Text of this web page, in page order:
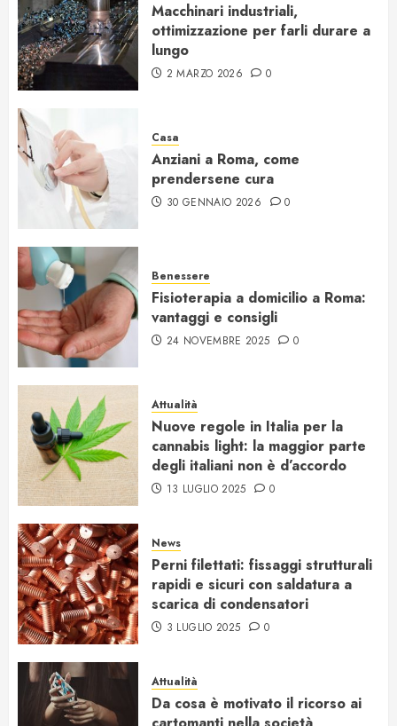
Macchinari industriali,
ottimizzazione per farli durare a
lungo
2 MARZO 2026 0
Casa
Anziani a Roma, come
prendersene cura
30 GENNAIO 2026 0
Benessere
Fisioterapia a domicilio a Roma:
vantaggi e consigli
24 NOVEMBRE 2025 0
Attualità
Nuove regole in Italia per la
cannabis light: la maggior parte
degli italiani non è d’accordo
13 LUGLIO 2025 0
News
Perni filettati: fissaggi strutturali
rapidi e sicuri con saldatura a
scarica di condensatori
3 LUGLIO 2025 0
Attualità
Da cosa è motivato il ricorso ai